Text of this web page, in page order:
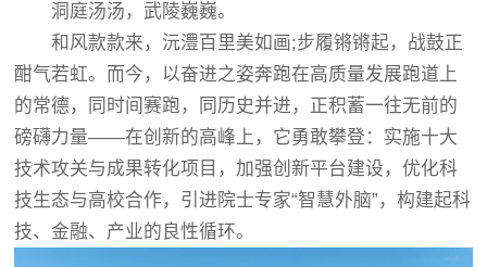
洞庭汤汤，武陵巍巍。
和风款款来，沅澧百里美如画;步履锵锵起，战鼓正
酣气若虹。而今，以奋进之姿奔跑在高质量发展跑道上
的常德，同时间赛跑，同历史并进，正积蓄一往无前的
磅礴力量——在创新的高峰上，它勇敢攀登：实施十大
技术攻关与成果转化项目，加强创新平台建设，优化科
技生态与高校合作，引进院士专家“智慧外脑”，构建起科
技、金融、产业的良性循环。